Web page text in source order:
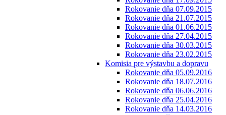
Rokovanie dňa 07.09.2015
Rokovanie dňa 21.07.2015
Rokovanie dňa 01.06.2015
Rokovanie dňa 27.04.2015
Rokovanie dňa 30.03.2015
Rokovanie dňa 23.02.2015
Komisia pre výstavbu a dopravu
Rokovanie dňa 05.09.2016
Rokovanie dňa 18.07.2016
Rokovanie dňa 06.06.2016
Rokovanie dňa 25.04.2016
Rokovanie dňa 14.03.2016